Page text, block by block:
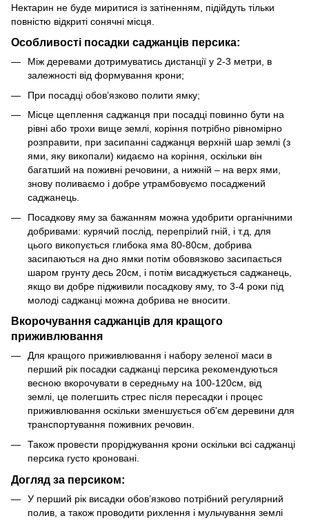
Нектарин не буде миритися із затіненням, підійдуть тільки
повністю відкриті сонячні місця.
Особливості посадки саджанців персика:
Між деревами дотримуватись дистанції у 2-3 метри, в
залежності від формування крони;
При посадці обов’язково полити ямку;
Місце щеплення саджанця при посадці повинно бути на
рівні або трохи вище землі, коріння потрібно рівномірно
розправити, при засипанні саджанця верхній шар землі (з
ями, яку викопали) кидаємо на коріння, оскільки він
багатший на поживні речовини, а нижній – на верх ями,
знову поливаємо і добре утрамбовуємо посаджений
саджанець.
Посадкову яму за бажанням можна удобрити органічними
добривами: курячий послід, перепрілий гній, і т.д, для
цього викопується глибока яма 80-80см, добрива
засипаються на дно ямки потім обовязково засипається
шаром грунту десь 20см, і потім висаджується саджанець,
якщо ви добре підживили посадкову яму, то 3-4 роки під
молоді саджанці можна добрива не вносити.
Вкорочування саджанців для кращого
приживлювання
Для кращого приживлювання і набору зеленої маси в
перший рік посадки саджанці персика рекомендуються
весною вкорочувати в середньму на 100-120см, від
землі, це полегшить стрес після пересадки і процес
приживлювання оскільки зменшується об'єм деревини для
транспортування поживних речовин.
Також провести проріджування крони оскільки всі саджанці
персика густо кроновані.
Догляд за персиком:
У перший рік висадки обов’язково потрібний регулярний
полив, а також проводити рихлення і мульчування землі